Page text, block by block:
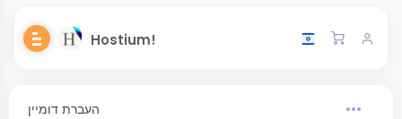
Hostium!
העברת דומיין